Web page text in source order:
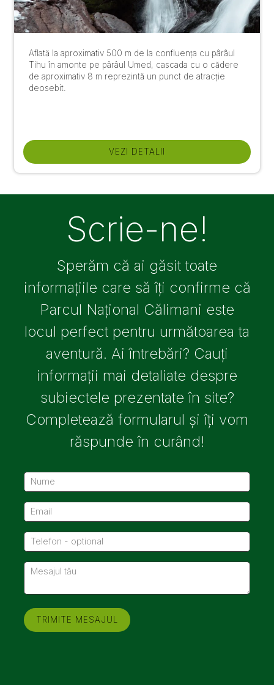
Aflată la aproximativ 500 m de la confluența cu pârâul
Tihu în amonte pe pârâul Umed, cascada cu o cădere
de aproximativ 8 m reprezintă un punct de atracție
deosebit.
VEZI DETALII
Scrie-ne!
Sperăm că ai găsit toate
informațiile care să îți confirme că
Parcul Național Călimani este
locul perfect pentru următoarea ta
aventură. Ai întrebări? Cauți
informații mai detaliate despre
subiectele prezentate în site?
Completează formularul și îți vom
răspunde în curând!